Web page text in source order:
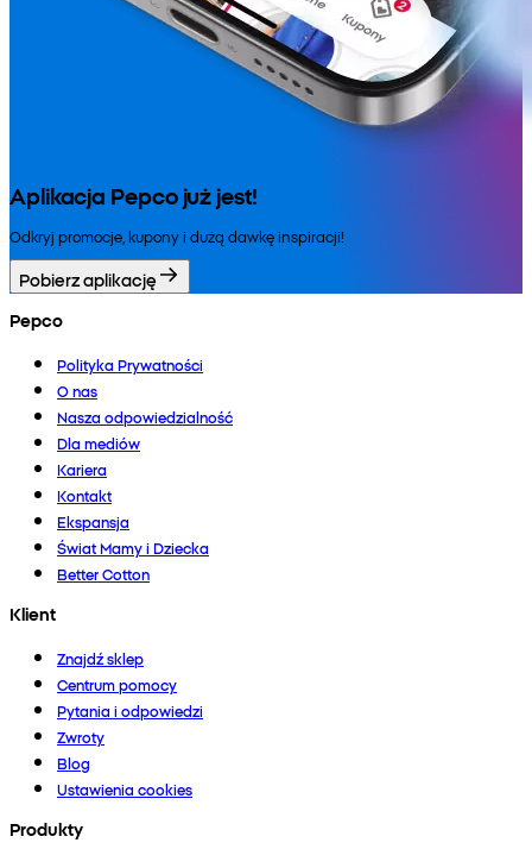
Aplikacja Pepco już jest!
Odkryj promocje, kupony i dużą dawkę inspiracji!
Pobierz aplikację
Pepco
Polityka Prywatności
O nas
Nasza odpowiedzialność
Dla mediów
Kariera
Kontakt
Ekspansja
Świat Mamy i Dziecka
Better Cotton
Klient
Znajdź sklep
Centrum pomocy
Pytania i odpowiedzi
Zwroty
Blog
Ustawienia cookies
Produkty